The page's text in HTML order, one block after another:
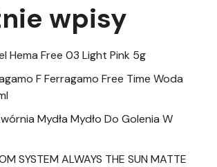
wpisy
Hema Free 03 Light Pink 5g
F Ferragamo Free Time Woda
Mydła Mydło Do Golenia W
SYSTEM ALWAYS THE SUN MATTE